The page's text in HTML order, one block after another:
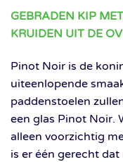
GEBRADEN KIP
KRUIDEN UIT DE
Pinot Noir is de
uiteenlopende
paddenstoelen
een glas Pinot Noir.
alleen voorzichtig
is er één gerecht